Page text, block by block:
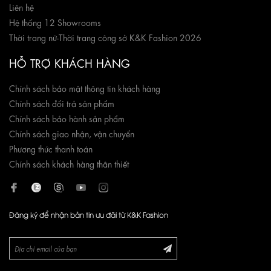
Liên hệ
Hệ thống 12 Showrooms
Thời trang nữ-Thời trang công sở K&K Fashion 2026
HỖ TRỢ KHÁCH HÀNG
Chính sách bảo mật thông tin khách hàng
Chính sách đổi trả sản phẩm
Chính sách bảo hành sản phẩm
Chính sách giao nhận, vận chuyển
Phương thức thanh toán
Chính sách khách hàng thân thiết
Đăng ký để nhận bản tin ưu đãi từ K&K Fashion